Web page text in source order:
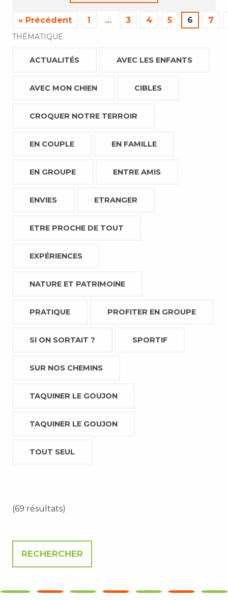
« Précédent 1 … 3 4 5 6 7
THÉMATIQUE
ACTUALITÉS AVEC LES ENFANTS
AVEC MON CHIEN CIBLES
CROQUER NOTRE TERROIR
EN COUPLE EN FAMILLE
EN GROUPE ENTRE AMIS
ENVIES ETRANGER
ETRE PROCHE DE TOUT
EXPÉRIENCES
NATURE ET PATRIMOINE
PRATIQUE PROFITER EN GROUPE
SI ON SORTAIT ? SPORTIF
SUR NOS CHEMINS
TAQUINER LE GOUJON
TAQUINER LE GOUJON
TOUT SEUL
(69 résultats)